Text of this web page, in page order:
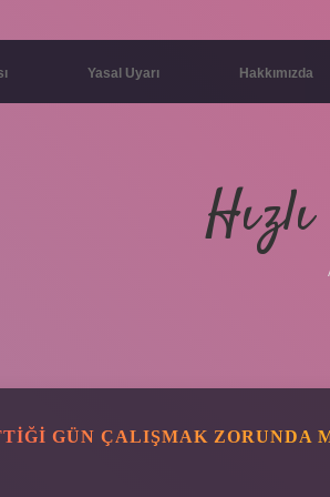
Yasal Uyarı Hakkımızda
GÜN ÇALIŞMAK ZORUNDA